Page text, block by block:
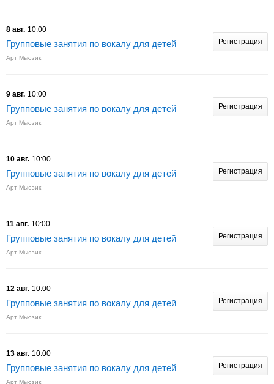
8 авг. 10:00
Групповые занятия по вокалу для детей
Арт Мьюзик
Регистрация
9 авг. 10:00
Групповые занятия по вокалу для детей
Арт Мьюзик
Регистрация
10 авг. 10:00
Групповые занятия по вокалу для детей
Арт Мьюзик
Регистрация
11 авг. 10:00
Групповые занятия по вокалу для детей
Арт Мьюзик
Регистрация
12 авг. 10:00
Групповые занятия по вокалу для детей
Арт Мьюзик
Регистрация
13 авг. 10:00
Групповые занятия по вокалу для детей
Арт Мьюзик
Регистрация